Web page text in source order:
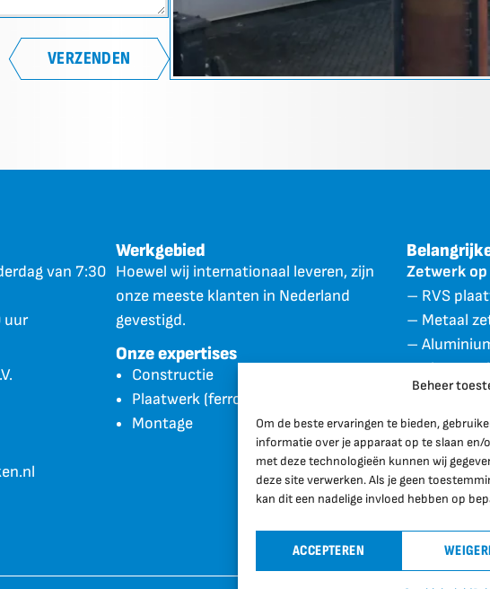
Beheer
Om de beste ervaringen te bieden,
informatie over je apparaat op te slaan
met deze technologieën kunnen wij
deze site verwerken. Als je geen
kan dit een nadelige invloed hebben op
ACCEPTEREN
VERZENDEN
van 7:30
uur
Werkgebied
Hoewel wij internationaal leveren, zijn
onze meeste klanten in Nederland
gevestigd.
Onze expertises
Constructie
Plaatwerk (ferro en non-ferro)
Montage
Zetwerk
– RVS
– Metaal
–
–
– Zetwerk
– Metaal
–
Stalen